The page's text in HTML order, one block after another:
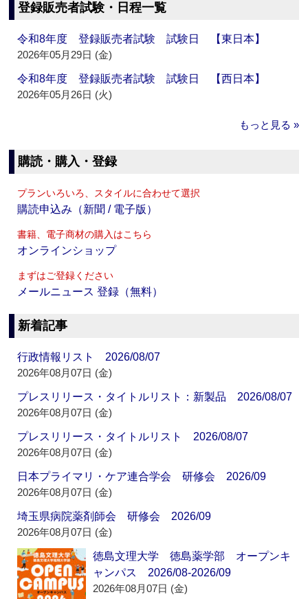
登録販売者試験・日程一覧
令和8年度 登録販売者試験 試験日 【東日本】
2026年05月29日 (金)
令和8年度 登録販売者試験 試験日 【西日本】
2026年05月26日 (火)
もっと見る »
購読・購入・登録
プランいろいろ、スタイルに合わせて選択
購読申込み（新聞 / 電子版）
書籍、電子商材の購入はこちら
オンラインショップ
まずはご登録ください
メールニュース 登録（無料）
新着記事
行政情報リスト 2026/08/07
2026年08月07日 (金)
プレスリリース・タイトルリスト：新製品 2026/08/07
2026年08月07日 (金)
プレスリリース・タイトルリスト 2026/08/07
2026年08月07日 (金)
日本プライマリ・ケア連合学会 研修会 2026/09
2026年08月07日 (金)
埼玉県病院薬剤師会 研修会 2026/09
2026年08月07日 (金)
徳島文理大学 徳島薬学部 オープンキ
ャンパス 2026/08-2026/09
2026年08月07日 (金)